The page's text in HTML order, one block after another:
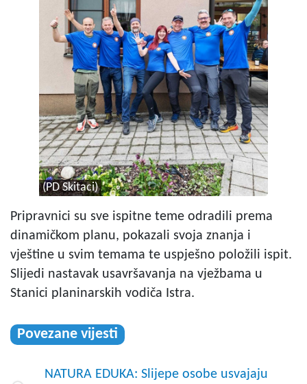
(PD Skitaci)
Pripravnici su sve ispitne teme odradili prema
dinamičkom planu, pokazali svoja znanja i
vještine u svim temama te uspješno položili ispit.
Slijedi nastavak usavršavanja na vježbama u
Stanici planinarskih vodiča Istra.
Povezane vijesti
NATURA EDUKA: Slijepe osobe usvajaju